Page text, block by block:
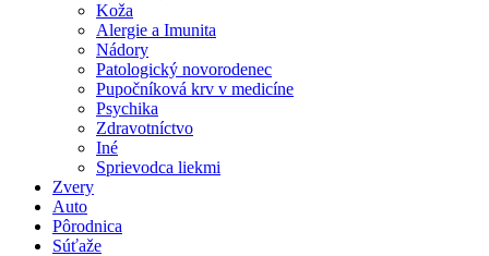
Koža
Alergie a Imunita
Nádory
Patologický novorodenec
Pupočníková krv v medicíne
Psychika
Zdravotníctvo
Iné
Sprievodca liekmi
Zvery
Auto
Pôrodnica
Súťaže